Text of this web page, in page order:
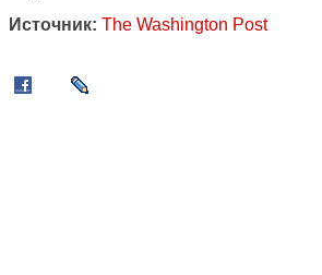
Источник: The Washington Post